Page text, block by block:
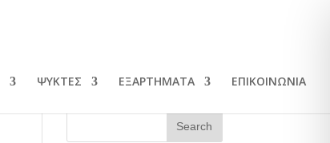
ΨΥΚΤΕΣ ΕΞΑΡΤΗΜΑΤΑ ΕΠΙΚΟΙΝΩΝΙΑ